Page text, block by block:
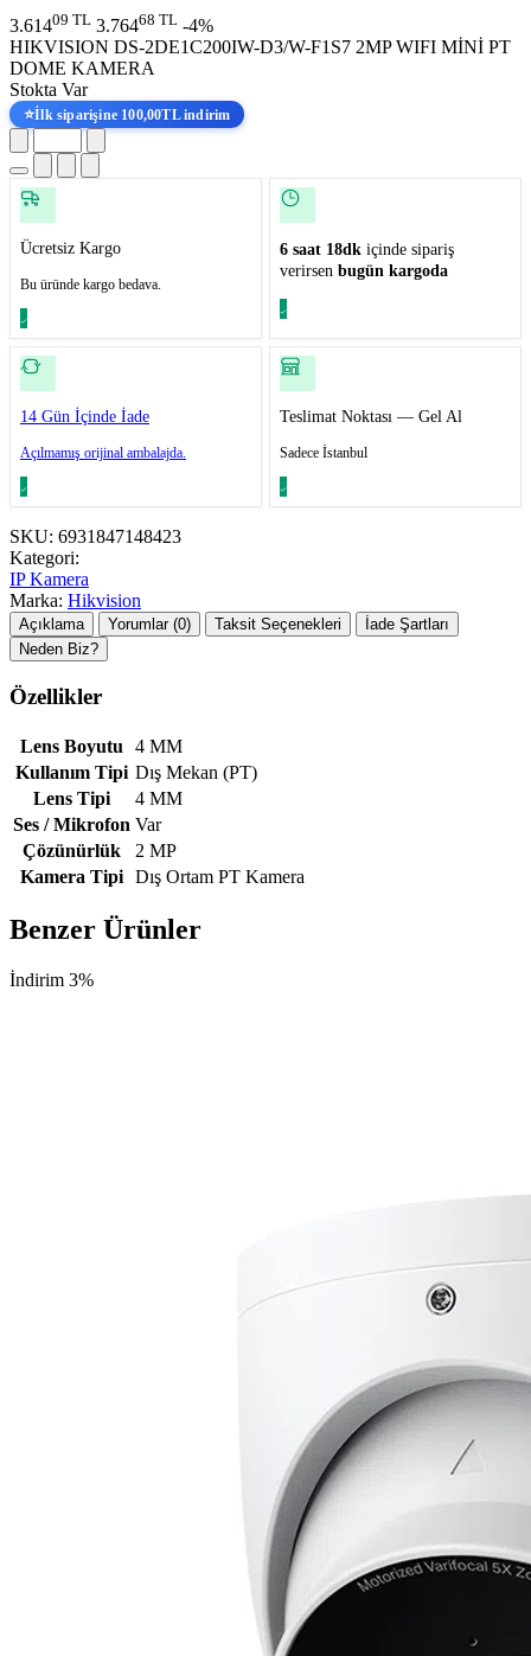
3.61409 TL 3.76468 TL -4%
HIKVISION DS-2DE1C200IW-D3/W-F1S7 2MP WIFI MİNİ PT
DOME KAMERA
Stokta Var
⭐İlk siparişine 100,00TL indirim
Ücretsiz Kargo
Bu üründe kargo bedava.
6 saat 18dk içinde sipariş
verirsen bugün kargoda
14 Gün İçinde İade
Açılmamış orijinal ambalajda.
Teslimat Noktası — Gel Al
Sadece İstanbul
SKU: 6931847148423
Kategori:
IP Kamera
Marka: Hikvision
Açıklama Yorumlar (0) Taksit Seçenekleri
İade Şartları
Neden Biz?
Özellikler
Lens Boyutu
4 MM
Kullanım Tipi Dış Mekan (PT)
Lens Tipi
4 MM
Ses / Mikrofon Var
Çözünürlük
2 MP
Kamera Tipi Dış Ortam PT Kamera
Benzer Ürünler
İndirim 3%